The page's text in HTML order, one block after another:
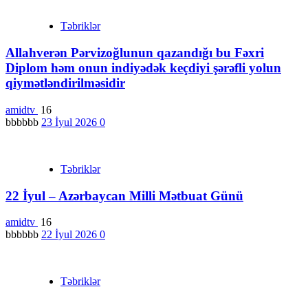
Təbriklər
Allahverən Pərvizoğlunun qazandığı bu Fəxri
Diplom həm onun indiyədək keçdiyi şərəfli yolun
qiymətləndirilməsidir
amidtv 16
bbbbbb 23 İyul 2026 0
Təbriklər
22 İyul – Azərbaycan Milli Mətbuat Günü
amidtv 16
bbbbbb 22 İyul 2026 0
Təbriklər